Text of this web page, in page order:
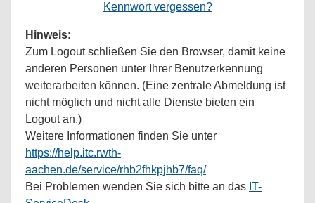
Kennwort vergessen?
Hinweis:
Zum Logout schließen Sie den Browser, damit keine
anderen Personen unter Ihrer Benutzerkennung
weiterarbeiten können. (Eine zentrale Abmeldung ist
nicht möglich und nicht alle Dienste bieten ein
Logout an.)
Weitere Informationen finden Sie unter
https://help.itc.rwth-
aachen.de/service/rhb2fhkpjhb7/faq/
Bei Problemen wenden Sie sich bitte an das IT-